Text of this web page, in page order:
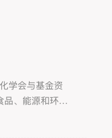
学会与基金资
品、能源和环境